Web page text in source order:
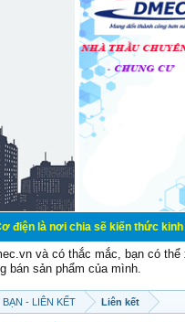
sẽ kiến thức kinh nghiệm
và có thắc mắc, bạn có
bán sản phẩm của mình.
- LIÊN KẾT Liên kết